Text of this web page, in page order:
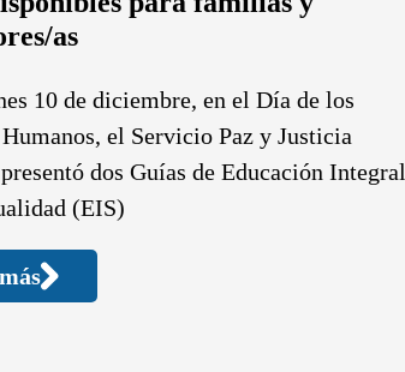
as
10 de diciembre, en el Día de los
el Servicio Paz y Justicia
dos Guías de Educación Integral
(EIS)